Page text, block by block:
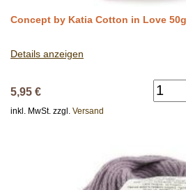
Concept by Katia Cotton in Love
Details anzeigen
5,95 €
inkl. MwSt. zzgl. Versand